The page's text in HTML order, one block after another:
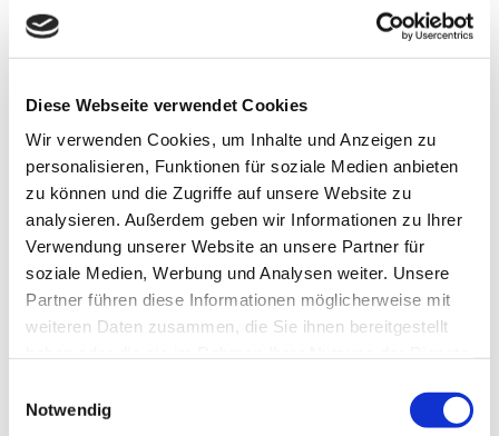
Diese Webseite verwendet Cookies
Wir verwenden Cookies, um Inhalte und Anzeigen zu
personalisieren, Funktionen für soziale Medien anbieten
zu können und die Zugriffe auf unsere Website zu
analysieren. Außerdem geben wir Informationen zu Ihrer
Verwendung unserer Website an unsere Partner für
soziale Medien, Werbung und Analysen weiter. Unsere
Partner führen diese Informationen möglicherweise mit
weiteren Daten zusammen, die Sie ihnen bereitgestellt
Notwendig
Telefon:
E-Mail:pflegeteamfalkundhevlik@t-online.de
URL:www.pflegeteamfalkundhevlik.de
Gesellschafter: Barbara Hevlik und Reinhard Falk
Wir sind weder bereit noch verpflichtet, an einem
Streitbeilegungsverfahren vor einer